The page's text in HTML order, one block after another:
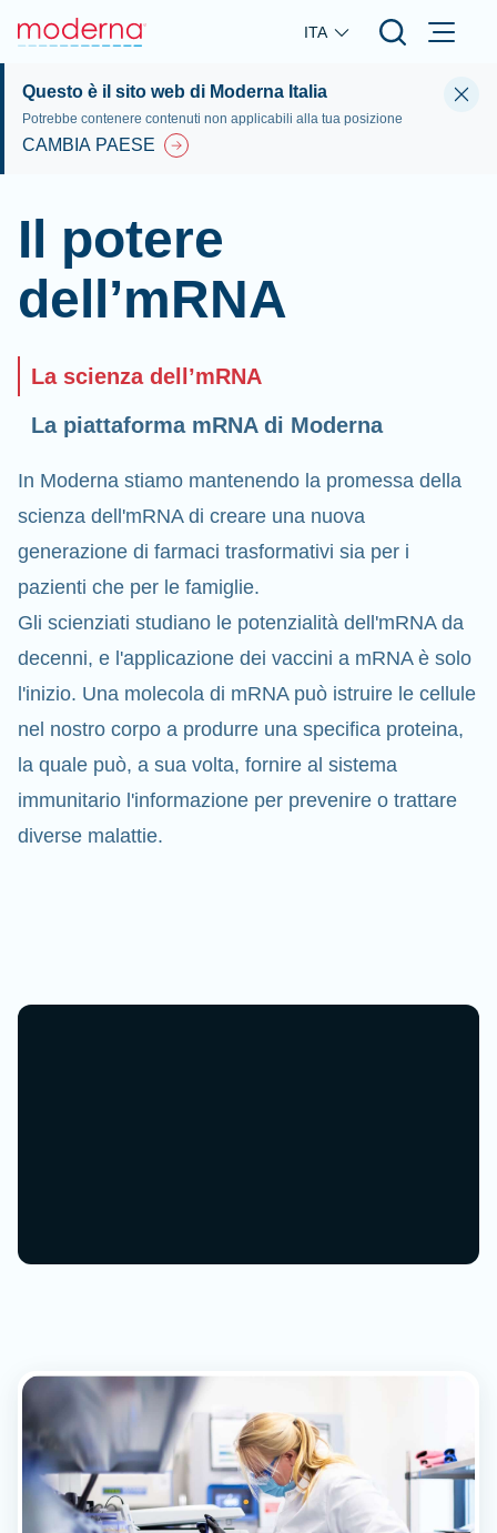
Skip to main content
ITA
Questo è il sito web di Moderna Italia
Potrebbe contenere contenuti non applicabili alla tua posizione
CAMBIA PAESE
Il potere
dell’mRNA
La scienza dell’mRNA
La piattaforma mRNA di Moderna
In Moderna stiamo mantenendo la promessa della
scienza dell'mRNA di creare una nuova
generazione di farmaci trasformativi sia per i
pazienti che per le famiglie.
Gli scienziati studiano le potenzialità dell'mRNA da
decenni, e l'applicazione dei vaccini a mRNA è solo
l'inizio. Una molecola di mRNA può istruire le cellule
nel nostro corpo a produrre una specifica proteina,
la quale può, a sua volta, fornire al sistema
immunitario l'informazione per prevenire o trattare
diverse malattie.